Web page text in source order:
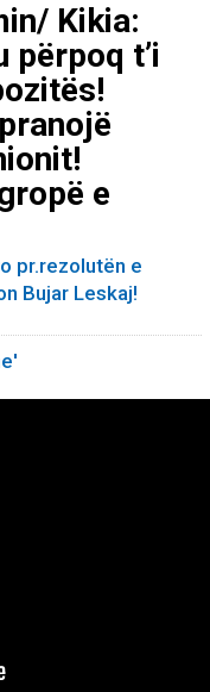
Kikia:
përpoq t’i
e
pr.rezolutën e
Bujar Leskaj!